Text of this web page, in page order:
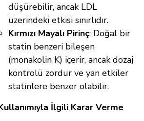
düşürebilir, ancak LDL
üzerindeki etkisi sınırlıdır.
Kırmızı Mayalı Pirinç: Doğal bir
statin benzeri bileşen
(monakolin K) içerir, ancak dozaj
kontrolü zordur ve yan etkiler
statinlere benzer olabilir.
İlgili Karar Verme